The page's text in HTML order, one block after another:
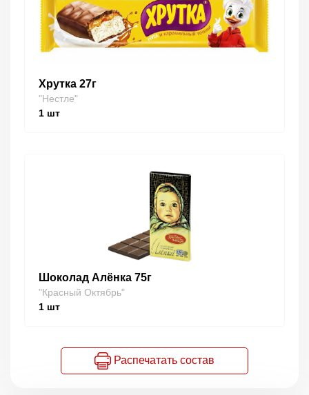
Хрутка 27г
"Нестле"
1 шт
Шоколад Алёнка 75г
"Красный Октябрь"
1 шт
Распечатать состав